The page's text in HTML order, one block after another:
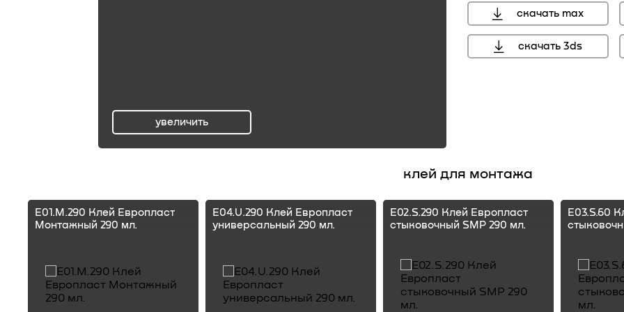
увеличить
скачать max
скачать 3ds
клей для монтажа
E01.M.290 Клей Европласт
Монтажный 290 мл.
E04.U.290 Клей Европласт
универсальный 290 мл.
E02.S.290 Клей Европласт
стыковочный SMP 290 мл.
E03.S.60